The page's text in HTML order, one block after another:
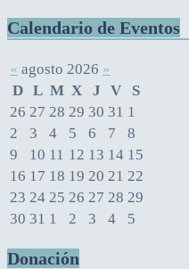
Calendario de Eventos
« agosto 2026 »
D L M X J V
S
26 27 28 29 30 31 1
2
3 4 5 6 7
8
9
10 11 12 13 14 15
16 17 18 19 20 21 22
23 24 25 26 27 28 29
30 31 1 2 3 4 5
Donación